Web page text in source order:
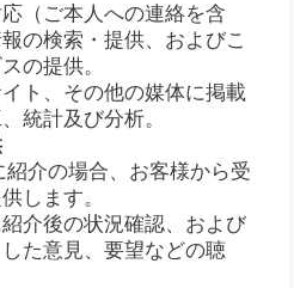
（ご本人への連絡を含
の検索・提供、およびこ
の提供。
ト、その他の媒体に掲載
統計及び分析。
紹介の場合、お客様から受
します。
介後の状況確認、および
た意見、要望などの聴